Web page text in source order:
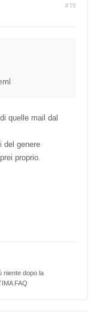
#19
quelle mail dal
del genere
proprio.
niente dopo la
FAQ